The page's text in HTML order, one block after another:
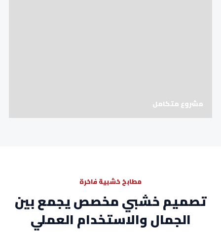
مشروع متكامل
مطابخ خشبية فاخرة
تصميم خشبي مخصص يجمع بين
الجمال والاستخدام العملي